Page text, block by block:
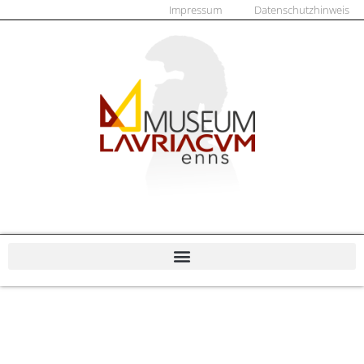
Impressum Datenschutzhinweis